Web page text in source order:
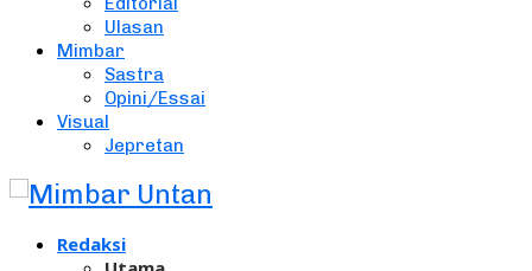
Ulasan
Mimbar
Sastra
Opini/Essai
Visual
Jepretan
Redaksi